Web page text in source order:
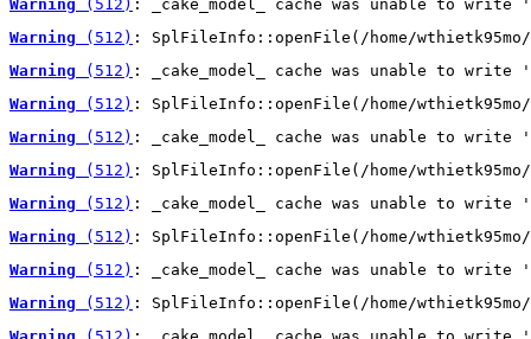
Warning (512) : _cake_model_ cache was unable to
Warning (512) : SplFileInfo::openFile(/home/wthietk95mo/
Warning (512) : _cake_model_ cache was unable to
Warning (512) : SplFileInfo::openFile(/home/wthietk95mo/
Warning (512) : _cake_model_ cache was unable to
Warning (512) : SplFileInfo::openFile(/home/wthietk95mo/
Warning (512) : _cake_model_ cache was unable to
Warning (512) : SplFileInfo::openFile(/home/wthietk95mo/
Warning (512) : _cake_model_ cache was unable to
Warning (512) : SplFileInfo::openFile(/home/wthietk95mo/